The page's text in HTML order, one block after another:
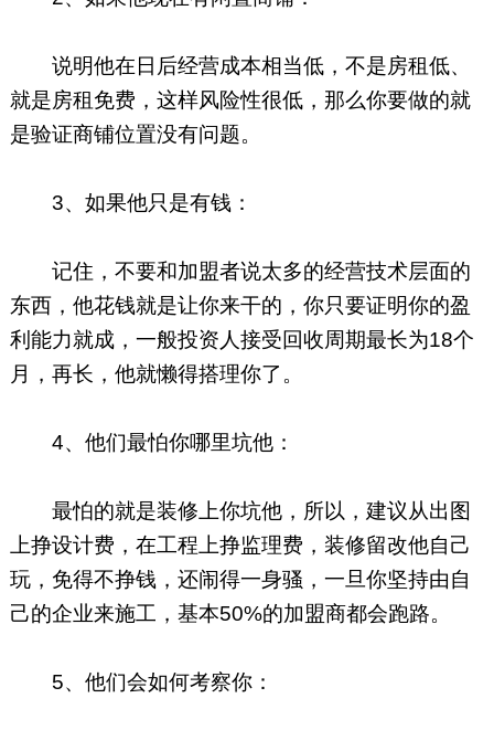
说明他在日后经营成本相当低，不是房租低、
就是房租免费，这样风险性很低，那么你要做的就
是验证商铺位置没有问题。
3、如果他只是有钱：
记住，不要和加盟者说太多的经营技术层面的
东西，他花钱就是让你来干的，你只要证明你的盈
利能力就成，一般投资人接受回收周期最长为18个
月，再长，他就懒得搭理你了。
4、他们最怕你哪里坑他：
最怕的就是装修上你坑他，所以，建议从出图
上挣设计费，在工程上挣监理费，装修留改他自己
玩，免得不挣钱，还闹得一身骚，一旦你坚持由自
己的企业来施工，基本50%的加盟商都会跑路。
5、他们会如何考察你：